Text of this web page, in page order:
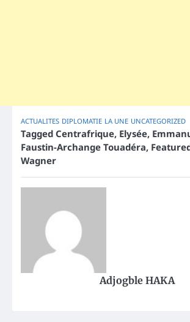
ACTUALITES DIPLOMATIE LA UNE UNCATEGORIZED
Tagged Centrafrique, Elysée,
Faustin-Archange Touadéra,
Wagner
Adjogble HAKA